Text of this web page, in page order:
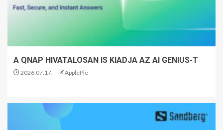
A QNAP HIVATALOSAN IS KIADJA AZ AI GENIUS-T
2026.07.17. ApplePie